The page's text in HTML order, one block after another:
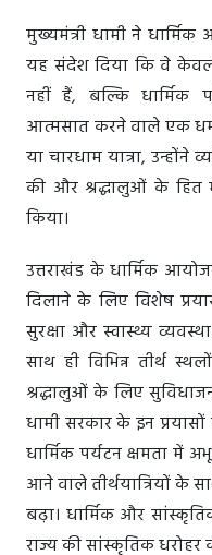
मुख्यमंत्री धामी ने
यह संदेश दिया कि वे केवल
नहीं हैं, बल्कि धार्मिक
आत्मसात करने वाले एक धर्म
या चारधाम यात्रा,
की और श्रद्धालुओं के हित
किया।
उत्तराखंड के धार्मिक
दिलाने के लिए विशेष
सुरक्षा और स्वास्थ्य
साथ ही विभिन्न तीर्थ
श्रद्धालुओं के लिए
धामी सरकार के इन
धार्मिक पर्यटन क्षमता में
आने वाले तीर्थयात्रियों के
बढ़ा। धार्मिक और
राज्य की सांस्कृतिक धरोहर